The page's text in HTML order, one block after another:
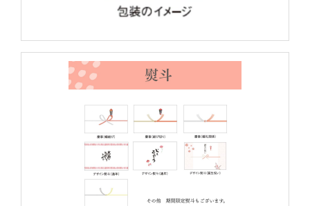
ご利用ガイド
プライバシーポリシー
特定商取引法について